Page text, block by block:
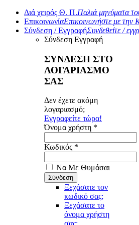
Διά χειρός Θ. Π.Παλιά μηνύματα
ΕπικοινωνίαΕπικοινωνήστε με την
Σύνδεση / ΕγγραφήΣυνδεθείτε /
Σύνδεση Εγγραφή
ΣΥΝΔΕΣΗ ΣΤΟ
ΛΟΓΑΡΙΑΣΜΟ
ΣΑΣ
Δεν έχετε ακόμη
λογαριασμό;
Εγγραφείτε τώρα!
Όνομα χρήστη *
Κωδικός *
Να Με Θυμάσαι
Ξεχάσατε τον
κωδικό σας;
Ξεχάσατε το
όνομα χρήστη